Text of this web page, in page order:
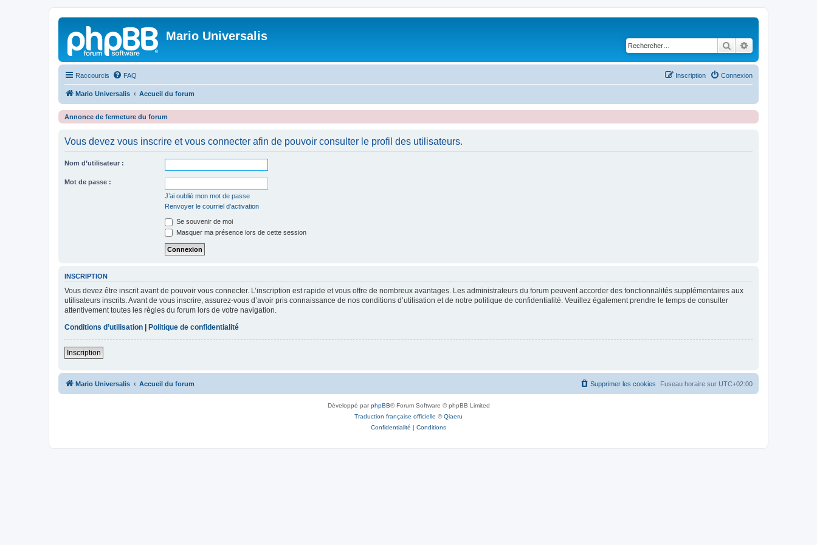
Mario Universalis
Rechercher
Raccourcis FAQ Connexion
Inscription
Mario Universalis Accueil du forum
Annonce de fermeture du forum
Vous devez vous inscrire et vous connecter afin de pouvoir consulter le profil des utilisateurs.
Nom d’utilisateur :
Mot de passe :
J’ai oublié mon mot de passe
Renvoyer le courriel d’activation
Se souvenir de moi
Masquer ma présence lors de cette session
INSCRIPTION
Vous devez être inscrit avant de pouvoir vous connecter. L’inscription est rapide et vous offre de nombreux avantages. Les administrateurs du forum peuvent accorder des fonctionnalités supplémentaires aux
utilisateurs inscrits. Avant de vous inscrire, assurez-vous d’avoir pris connaissance de nos conditions d’utilisation et de notre politique de confidentialité. Veuillez également prendre le temps de consulter
attentivement toutes les règles du forum lors de votre navigation.
Conditions d’utilisation | Politique de confidentialité
Inscription
Mario Universalis Accueil du forum Fuseau horaire sur UTC+02:00
Supprimer les cookies
Développé parphpBB® Forum Software © phpBB Limited
Traduction française officielle ©Qiaeru
Confidentialité | Conditions